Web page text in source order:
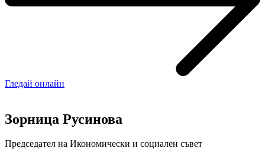
Гледай онлайн
Зорница Русинова
Председател на Икономически и социален съвет